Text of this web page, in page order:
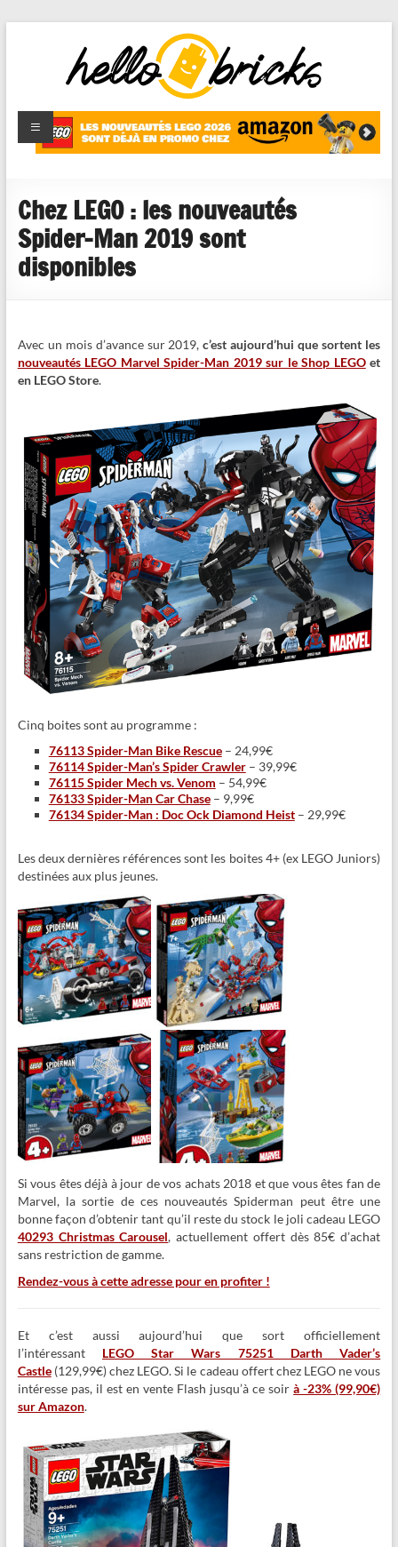
HelloBricks
Blog LEGO,
nouveaut�s
reviews
Chez LEGO : les nouveautés
Spider-Man 2019 sont
disponibles
Avec un mois d’avance sur 2019,c’est aujourd’hui que sortent les
nouveautés LEGO Marvel Spider-Man 2019 sur le Shop LEGOet
en LEGO Store.
Cinq boites sont au programme :
76113 Spider-Man Bike Rescue– 24,99€
76114 Spider-Man’s Spider Crawler– 39,99€
76115 Spider Mech vs. Venom – 54,99€
76133 Spider-Man Car Chase– 9,99€
76134 Spider-Man : Doc Ock Diamond Heist– 29,99€
Les deux dernières références sont les boites 4+ (ex LEGO Juniors)
destinées aux plus jeunes.
Si vous êtes déjà à jour de vos achats 2018 et que vous êtes fan de
Marvel, la sortie de ces nouveautés Spiderman peut être une
bonne façon d’obtenir tant qu’il reste du stock le joli cadeau LEGO
40293 Christmas Carousel, actuellement offert dès 85€ d’achat
sans restriction de gamme.
Rendez-vous à cette adresse pour en profiter !
Et c’est aussi aujourd’hui que sort officiellement
l’intéressant LEGO Star Wars 75251 Darth Vader’s
Castle(129,99€) chez LEGO. Si le cadeau offert chez LEGO ne vous
intéresse pas, il est en vente Flash jusqu’à ce soirà -23% (99,90€)
sur Amazon.